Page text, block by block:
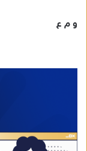
و م ع